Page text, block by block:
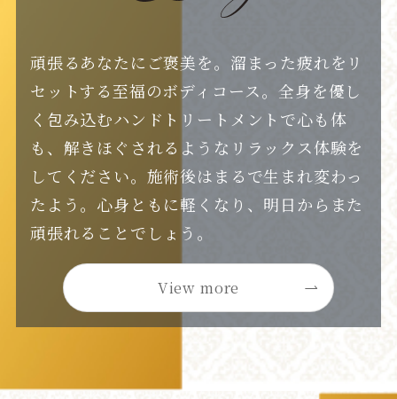
頑張るあなたにご褒美を。溜まった疲れをリ
セットする至福のボディコース。全身を優し
く包み込むハンドトリートメントで心も体
も、解きほぐされるようなリラックス体験を
してください。施術後はまるで生まれ変わっ
たよう。心身ともに軽くなり、明日からまた
頑張れることでしょう。
View more